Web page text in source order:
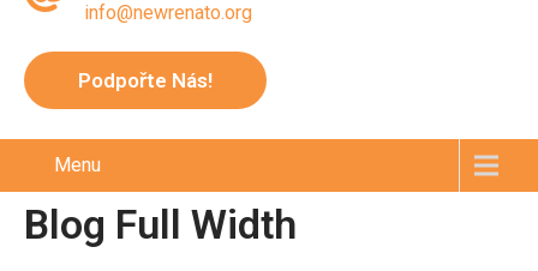
info@newrenato.org
Podpořte Nás!
Menu
Blog Full Width